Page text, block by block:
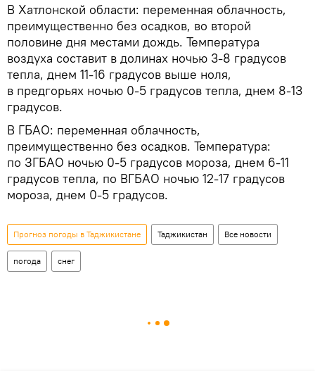
В Хатлонской области: переменная облачность,
преимущественно без осадков, во второй
половине дня местами дождь. Температура
воздуха составит в долинах ночью 3-8 градусов
тепла, днем 11-16 градусов выше ноля,
в предгорьях ночью 0-5 градусов тепла, днем 8-13
градусов.
В ГБАО: переменная облачность,
преимущественно без осадков. Температура:
по ЗГБАО ночью 0-5 градусов мороза, днем 6-11
градусов тепла, по ВГБАО ночью 12-17 градусов
мороза, днем 0-5 градусов.
Прогноз погоды в Таджикистане Таджикистан Все новости
погода снег